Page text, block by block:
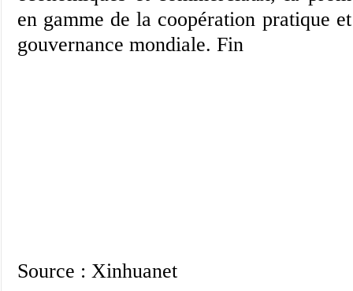
en gamme de la coopération pratique
gouvernance mondiale. Fin
Source : Xinhuanet